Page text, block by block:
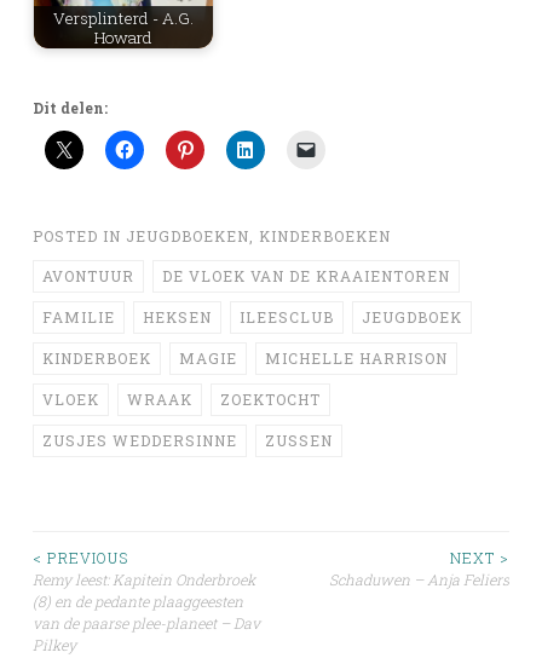
Versplinterd - A.G.
Howard
Dit delen:
POSTED IN JEUGDBOEKEN, KINDERBOEKEN
AVONTUUR DE VLOEK VAN DE KRAAIENTOREN
FAMILIE HEKSEN ILEESCLUB JEUGDBOEK
KINDERBOEK MAGIE MICHELLE HARRISON
VLOEK WRAAK ZOEKTOCHT
ZUSJES WEDDERSINNE ZUSSEN
Post
navigation
< PREVIOUS
Remy leest: Kapitein Onderbroek
(8) en de pedante plaaggeesten
van de paarse plee-planeet – Dav
Pilkey
NEXT >
Schaduwen – Anja Feliers